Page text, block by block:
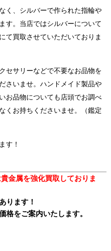
く、シルバーで作られた指輪や
す。当店ではシルバーについて
て買取させていただいておりま
セサリーなどで不要なお品物を
さいませ。ハンドメイド製品や
お品物についても店頭でお調べ
くお持ちくださいませ。（鑑定
す！
金属を強化買取しておりま
ります！
格をご案内いたします。